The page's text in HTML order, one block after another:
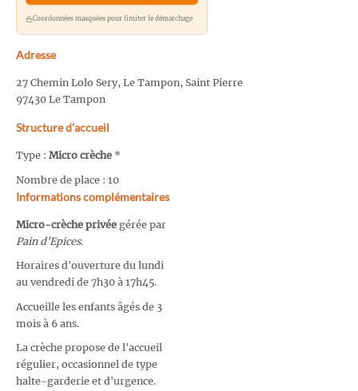
Coordonnées masquées pour limiter le démarchage
Adresse
27 Chemin Lolo Sery, Le Tampon, Saint Pierre
97430 Le Tampon
Structure d’accueil
Type : Micro crèche *
Nombre de place : 10
Informations complémentaires
Micro-crèche privée gérée par
Pain d'Epices.
Horaires d'ouverture du lundi
au vendredi de 7h30 à 17h45.
Accueille les enfants âgés de 3
mois à 6 ans.
La crèche propose de l'accueil
régulier, occasionnel de type
halte-garderie et d'urgence.